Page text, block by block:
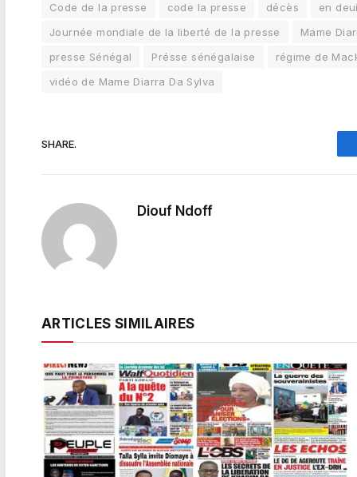
Code de la presse code la presse décès en
Journée mondiale de la liberté de la presse
Mame
presse Sénégal
Présse sénégalaise régime de
vidéo de Mame Diarra Da Sylva
SHARE.
Diouf Ndoff
ARTICLES SIMILAIRES